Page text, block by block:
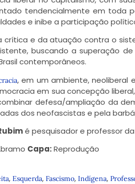
tendencialmente em toda
e inibe a participação
crítica e da atuação contra o
buscando a superação
contemporâneos.
, em um ambiente, neoliberal
em sua concepção
defesa/ampliação da
dos neofascistas e pela
é pesquisador e professor da
Capa:Reprodução
, Esquerda, Fascismo, Indígena,